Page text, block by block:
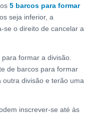
5 barcos para formar
seja inferior, a
se o direito de cancelar a
para formar a divisão.
de barcos para formar
divisão e terão uma
inscrever-se até às